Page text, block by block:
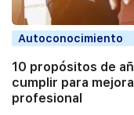
Autoconocimiento
10 propósitos de
cumplir para
profesional